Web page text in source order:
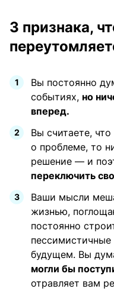
3 признака,
Вы постоянно
событиях, но
вперед.
Вы считаете,
о проблеме, то
решение — и
переключить
Ваши мысли
жизнью,
постоянно
пессимистичные
будущем. Вы
могли бы
отравляет вам